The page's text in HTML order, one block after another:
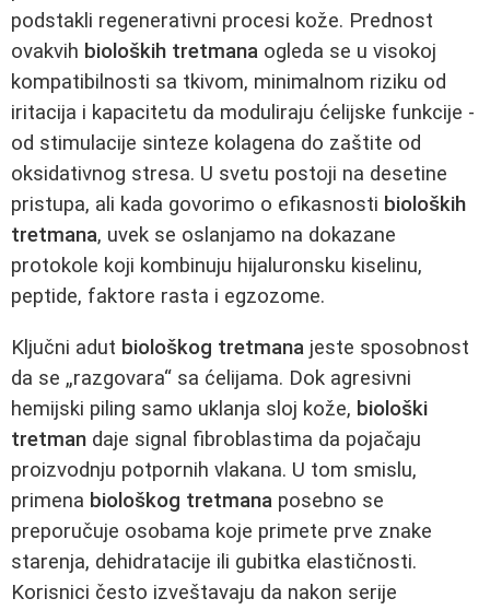
podstakli regenerativni procesi kože. Prednost
ovakvih bioloških tretmana ogleda se u visokoj
kompatibilnosti sa tkivom, minimalnom riziku od
iritacija i kapacitetu da moduliraju ćelijske funkcije -
od stimulacije sinteze kolagena do zaštite od
oksidativnog stresa. U svetu postoji na desetine
pristupa, ali kada govorimo o efikasnosti bioloških
tretmana, uvek se oslanjamo na dokazane
protokole koji kombinuju hijaluronsku kiselinu,
peptide, faktore rasta i egzozome.
Ključni adut biološkog tretmana jeste sposobnost
da se „razgovara“ sa ćelijama. Dok agresivni
hemijski piling samo uklanja sloj kože, biološki
tretman daje signal fibroblastima da pojačaju
proizvodnju potpornih vlakana. U tom smislu,
primena biološkog tretmana posebno se
preporučuje osobama koje primete prve znake
starenja, dehidratacije ili gubitka elastičnosti.
Korisnici često izveštavaju da nakon serije